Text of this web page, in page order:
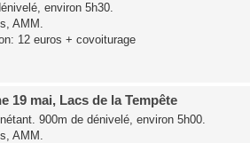
environ 5h30.
AMM.
12 euros + covoiturage
19 mai, Lacs de la Tempête
900m de dénivelé, environ 5h00.
AMM.